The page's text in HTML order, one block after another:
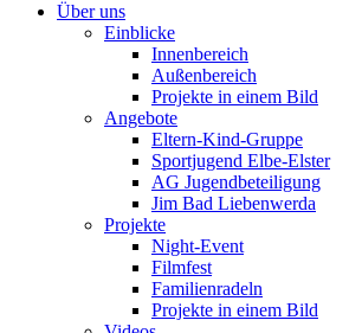
Über uns
Einblicke
Innenbereich
Außenbereich
Projekte in einem Bild
Angebote
Eltern-Kind-Gruppe
Sportjugend Elbe-Elster
AG Jugendbeteiligung
Jim Bad Liebenwerda
Projekte
Night-Event
Filmfest
Familienradeln
Projekte in einem Bild